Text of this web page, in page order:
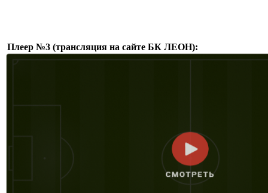
Плеер №3 (трансляция на сайте БК ЛЕОН):